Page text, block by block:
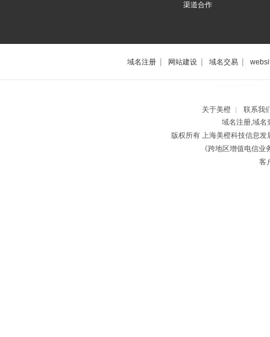
渠道合作
域名注册 | 网站建设 | 域名交易 |
关于美橙 |
联系我
域名注册,域名
版权所有 上海美橙科技信息
《跨地区增值电信
客